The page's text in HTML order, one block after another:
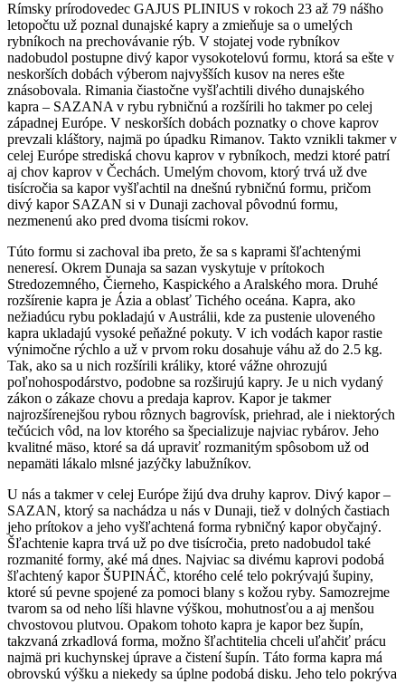
Rímsky prírodovedec GAJUS PLINIUS v rokoch 23 až 79 nášho
letopočtu už poznal dunajské kapry a zmieňuje sa o umelých
rybníkoch na prechovávanie rýb. V stojatej vode rybníkov
nadobudol postupne divý kapor vysokotelovú formu, ktorá sa ešte v
neskorších dobách výberom najvyšších kusov na neres ešte
znásobovala. Rimania čiastočne vyšľachtili divého dunajského
kapra – SAZANA v rybu rybničnú a rozšírili ho takmer po celej
západnej Európe. V neskorších dobách poznatky o chove kaprov
prevzali kláštory, najmä po úpadku Rimanov. Takto vznikli takmer v
celej Európe strediská chovu kaprov v rybníkoch, medzi ktoré patrí
aj chov kaprov v Čechách. Umelým chovom, ktorý trvá už dve
tisícročia sa kapor vyšľachtil na dnešnú rybničnú formu, pričom
divý kapor SAZAN si v Dunaji zachoval pôvodnú formu,
nezmenenú ako pred dvoma tisícmi rokov.
Túto formu si zachoval iba preto, že sa s kaprami šľachtenými
neneresí. Okrem Dunaja sa sazan vyskytuje v prítokoch
Stredozemného, Čierneho, Kaspického a Aralského mora. Druhé
rozšírenie kapra je Ázia a oblasť Tichého oceána. Kapra, ako
nežiadúcu rybu pokladajú v Austrálii, kde za pustenie uloveného
kapra ukladajú vysoké peňažné pokuty. V ich vodách kapor rastie
výnimočne rýchlo a už v prvom roku dosahuje váhu až do 2.5 kg.
Tak, ako sa u nich rozšírili králiky, ktoré vážne ohrozujú
poľnohospodárstvo, podobne sa rozširujú kapry. Je u nich vydaný
zákon o zákaze chovu a predaja kaprov. Kapor je takmer
najrozšírenejšou rybou rôznych bagrovísk, priehrad, ale i niektorých
tečúcich vôd, na lov ktorého sa špecializuje najviac rybárov. Jeho
kvalitné mäso, ktoré sa dá upraviť rozmanitým spôsobom už od
nepamäti lákalo mlsné jazýčky labužníkov.
U nás a takmer v celej Európe žijú dva druhy kaprov. Divý kapor –
SAZAN, ktorý sa nachádza u nás v Dunaji, tiež v dolných častiach
jeho prítokov a jeho vyšľachtená forma rybničný kapor obyčajný.
Šľachtenie kapra trvá už po dve tisícročia, preto nadobudol také
rozmanité formy, aké má dnes. Najviac sa divému kaprovi podobá
šľachtený kapor ŠUPINÁČ, ktorého celé telo pokrývajú šupiny,
ktoré sú pevne spojené za pomoci blany s kožou ryby. Samozrejme
tvarom sa od neho líši hlavne výškou, mohutnosťou a aj menšou
chvostovou plutvou. Opakom tohoto kapra je kapor bez šupín,
takzvaná zrkadlová forma, možno šľachtitelia chceli uľahčiť prácu
najmä pri kuchynskej úprave a čistení šupín. Táto forma kapra má
obrovskú výšku a niekedy sa úplne podobá disku. Jeho telo pokrýva